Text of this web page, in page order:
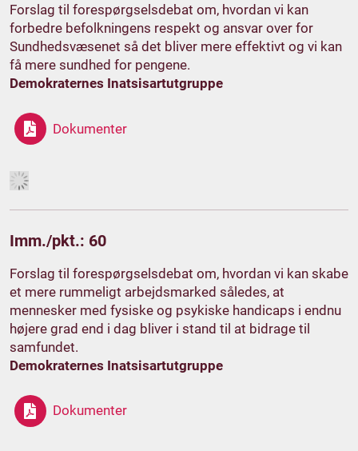
Forslag til forespørgselsdebat om, hvordan vi kan
forbedre befolkningens respekt og ansvar over for
Sundhedsvæsenet så det bliver mere effektivt og vi kan
få mere sundhed for pengene.
Demokraternes Inatsisartutgruppe
Dokumenter
Imm./pkt.: 60
Forslag til forespørgselsdebat om, hvordan vi kan skabe
et mere rummeligt arbejdsmarked således, at
mennesker med fysiske og psykiske handicaps i endnu
højere grad end i dag bliver i stand til at bidrage til
samfundet.
Demokraternes Inatsisartutgruppe
Dokumenter